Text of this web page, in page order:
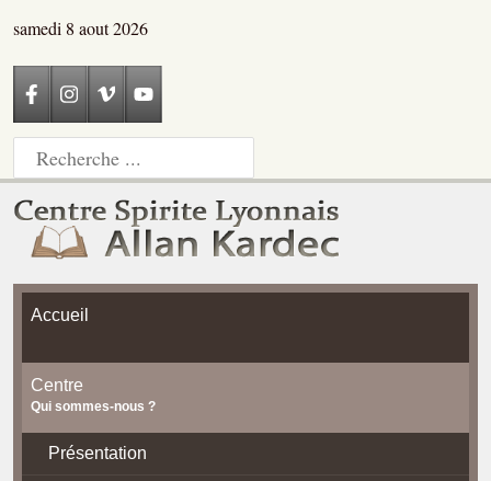
samedi 8 aout 2026
Accueil
Centre
Qui sommes-nous ?
Présentation